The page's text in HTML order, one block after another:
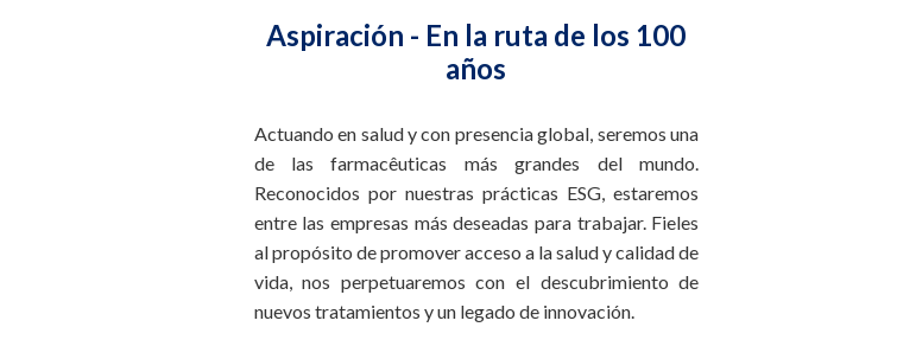
Aspiración - En la ruta de los 100
años
Actuando en salud y con presencia global, seremos una
de las farmacêuticas más grandes del mundo.
Reconocidos por nuestras prácticas ESG, estaremos
entre las empresas más deseadas para trabajar. Fieles
al propósito de promover acceso a la salud y calidad de
vida, nos perpetuaremos con el descubrimiento de
nuevos tratamientos y un legado de innovación.